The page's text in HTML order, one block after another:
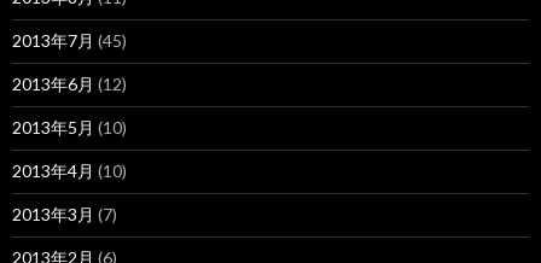
2013年7月 (45)
2013年6月 (12)
2013年5月 (10)
2013年4月 (10)
2013年3月 (7)
2013年2月 (6)